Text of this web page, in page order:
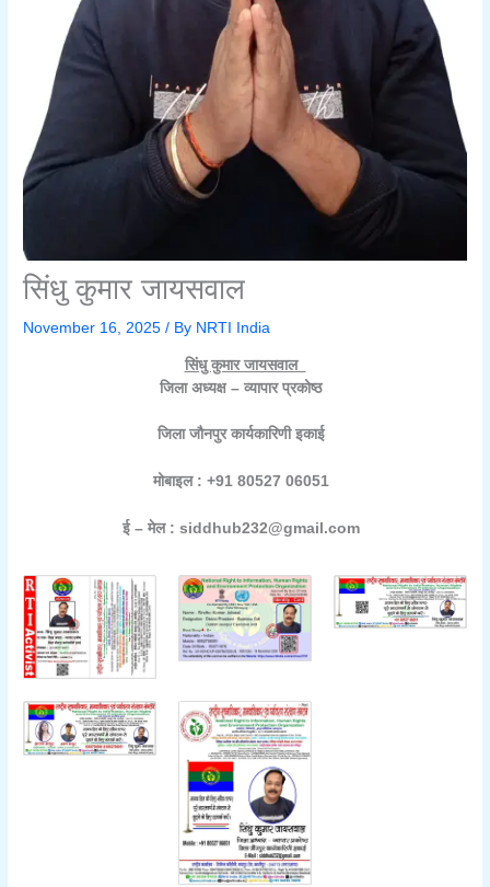
सिंधु कुमार जायसवाल
November 16, 2025/ By NRTI India
सिंधु कुमार जायसवाल
जिला अध्यक्ष – व्यापार प्रकोष्ठ
जिला जौनपुर कार्यकारिणी इकाई
मोबाइल : +91 80527 06051
ई – मेल : siddhub232@gmail.com